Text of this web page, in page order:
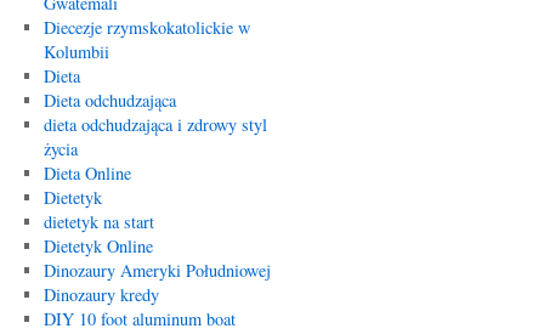
Diecezje rzymskokatolickie w
Kolumbii
Dieta
Dieta odchudzająca
dieta odchudzająca i zdrowy styl
życia
Dieta Online
Dietetyk
dietetyk na start
Dietetyk Online
Dinozaury Ameryki Południowej
Dinozaury kredy
DIY 10 foot aluminum boat